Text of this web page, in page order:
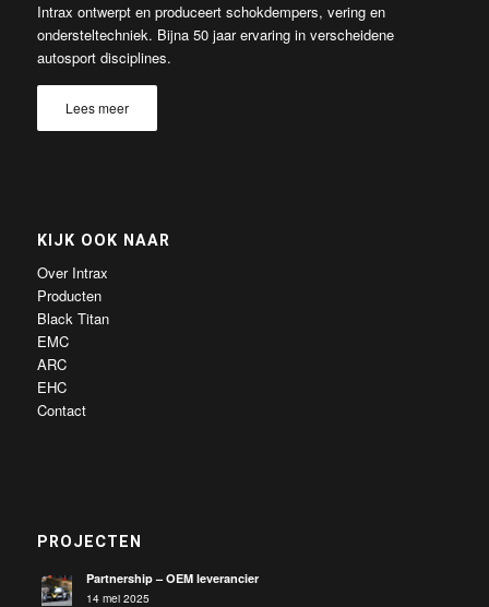
Intrax ontwerpt en produceert schokdempers, vering en
ondersteltechniek. Bijna 50 jaar ervaring in verscheidene
autosport disciplines.
Lees meer
KIJK OOK NAAR
Over Intrax
Producten
Black Titan
EMC
ARC
EHC
Contact
PROJECTEN
Partnership – OEM leverancier
14 mei 2025